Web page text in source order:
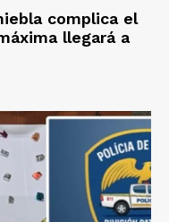
complica el
llegará a